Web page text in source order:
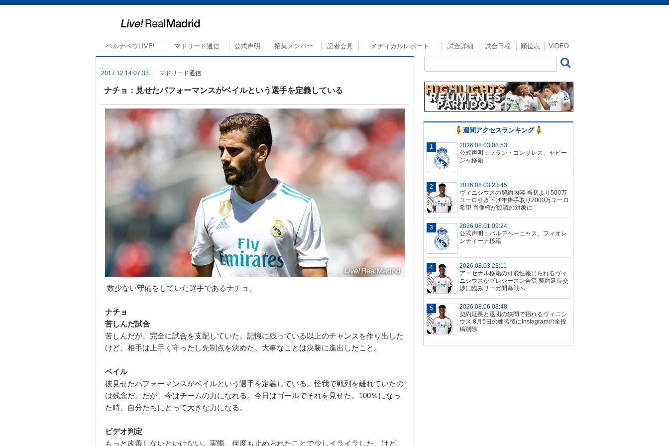
ベルナベウLIVE! マドリード通信 公式声明 招集メンバー 記者会見 メディカルレポート 試合詳細 試合日程 順位表 VIDEO
2017.12.14 07:33 マドリード通信
ナチョ：見せたパフォーマンスがベイルという選手を定義している
数少ない守備をしていた選手であるナチョ。
ナチョ
苦しんだ試合
苦しんだが、完全に試合を支配していた。記憶に残っている以上のチャンスを作り出した
けど、相手は上手く守ったし先制点を決めた。大事なことは決勝に進出したこと。
ベイル
彼見せたパフォーマンスがベイルという選手を定義している。怪我で戦列を離れていたの
は残念だ。だが、今はチームの力になれる。今日はゴールでそれを見せた。 100％になっ
た時、自分たちにとって大きな力になる。
ビデオ判定
もっと改善しないといけない。実際、何度も止められたことで少しイライラした。けど、
週間アクセスランキング
2026.08.03 08:53
公式声明：フラン・ゴンサレス、セビー
ジャ移籍
2026.08.03 23:45
ヴィニシウスの契約内容 当初より500万
ユーロ引き下げ年俸手取り2000万ユーロ
希望 肖像権が協議の対象に
2026.08.01 09:24
公式声明：バルデペーニャス、フィオレ
ンティーナ移籍
2026.08.03 23:11
アーセナル移籍の可能性報じられるヴィ
ニシウスがプレシーズン合流 契約延長交
渉に臨みリーガ開幕戦へ
2026.08.06 08:48
契約延長と退団の狭間で揺れるヴィニシ
ウス 8月5日の練習後にInstagramの全投
稿削除